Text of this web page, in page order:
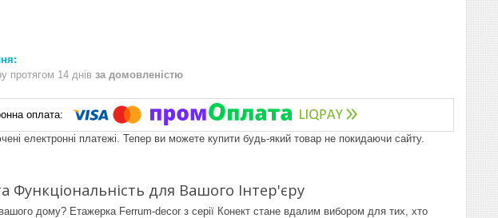
протягом 14 днів за домовленістю
електронні платежі. Тепер ви можете купити будь-який товар не покидаючи сайту.
Функціональність для Вашого Інтер'єру
дому? Етажерка Ferrum-decor з серії Конект стане вдалим вибором для тих, хто